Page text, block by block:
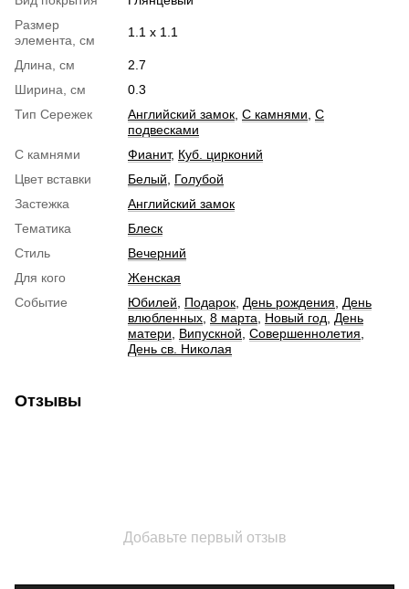
Размер
элемента, см
1.1 х 1.1
Длина, см
2.7
Ширина, см
0.3
Тип Сережек
Английский замок С камнями С
подвесками
С камнями
Фианит, Куб. цирконий
Цвет вставки
Белый
Голубой
Застежка
Английский замок
Тематика
Блеск
Стиль
Вечерний
Для кого
Женская
Событие
Юбилей Подарок День рождения
День
влюбленных 8 марта Новый год
День
матери
Випускной Совершеннолетия
День св. Николая
Отзывы
Добавьте первый отзыв